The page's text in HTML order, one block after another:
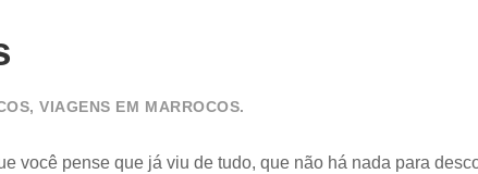
, VIAGENS EM MARROCOS.
você pense que já viu de tudo, que não há nada para